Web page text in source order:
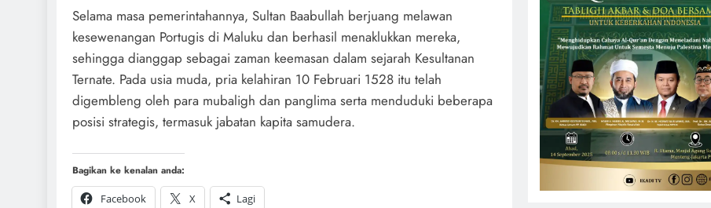
Selama masa pemerintahannya, Sultan Baabullah berjuang melawan
kesewenangan Portugis di Maluku dan berhasil menaklukkan mereka,
sehingga dianggap sebagai zaman keemasan dalam sejarah Kesultanan
Ternate. Pada usia muda, pria kelahiran 10 Februari 1528 itu telah
digembleng oleh para mubaligh dan panglima serta menduduki beberapa
posisi strategis, termasuk jabatan kapita samudera.
Bagikan ke kenalan anda:
Facebook
X Lagi